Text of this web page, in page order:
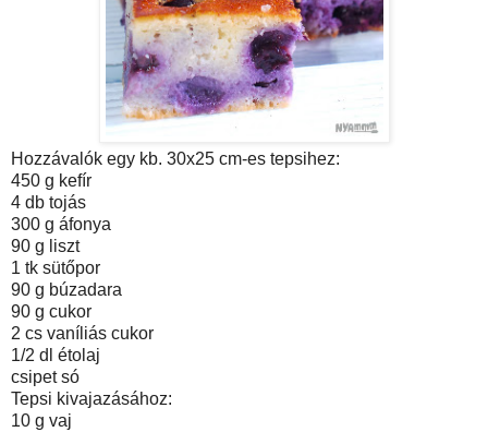
Hozzávalók egy kb. 30x25 cm-es tepsihez:
450 g kefír
4 db tojás
300 g áfonya
90 g liszt
1 tk sütőpor
90 g búzadara
90 g cukor
2 cs vaníliás cukor
1/2 dl étolaj
csipet só
Tepsi kivajazásához:
10 g vaj